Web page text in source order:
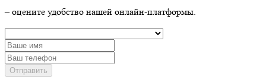
– оцените удобство нашей онлайн-платформы.
Отправить